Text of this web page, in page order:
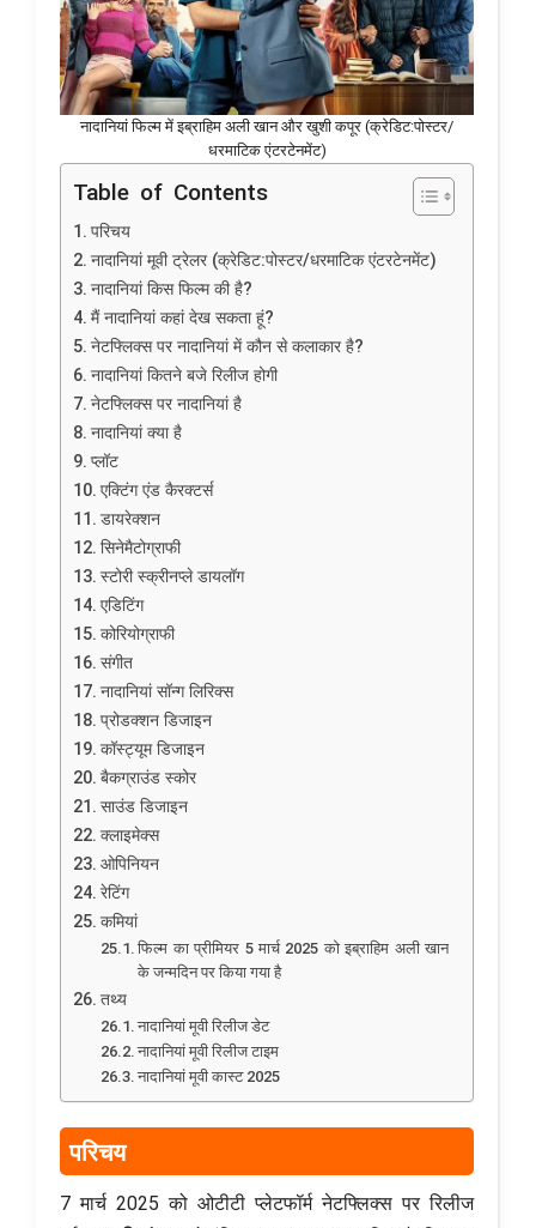
नादानियां फिल्म में इब्राहिम अली खान और खुशी कपूर (क्रेडिट:पोस्टर/
धरमाटिक एंटरटेनमेंट)
Table of Contents
परिचय
नादानियां मूवी ट्रेलर (क्रेडिट:पोस्टर/धरमाटिक एंटरटेनमेंट)
नादानियां किस फिल्म की है?
मैं नादानियां कहां देख सकता हूं?
नेटफ्लिक्स पर नादानियां में कौन से कलाकार है?
नादानियां कितने बजे रिलीज होगी
नेटफ्लिक्स पर नादानियां है
नादानियां क्या है
प्लॉट
एक्टिंग एंड कैरक्टर्स
डायरेक्शन
सिनेमैटोग्राफी
स्टोरी स्क्रीनप्ले डायलॉग
एडिटिंग
कोरियोग्राफी
संगीत
नादानियां सॉन्ग लिरिक्स
प्रोडक्शन डिजाइन
कॉस्ट्यूम डिजाइन
बैकग्राउंड स्कोर
साउंड डिजाइन
क्लाइमेक्स
ओपिनियन
रेटिंग
कमियां
फिल्म का प्रीमियर 5 मार्च 2025 को इब्राहिम अली खान
के जन्मदिन पर किया गया है
तथ्य
नादानियां मूवी रिलीज डेट
नादानियां मूवी रिलीज टाइम
नादानियां मूवी कास्ट 2025
परिचय
7 मार्च 2025 को ओटीटी प्लेटफॉर्म नेटफ्लिक्स पर रिलीज